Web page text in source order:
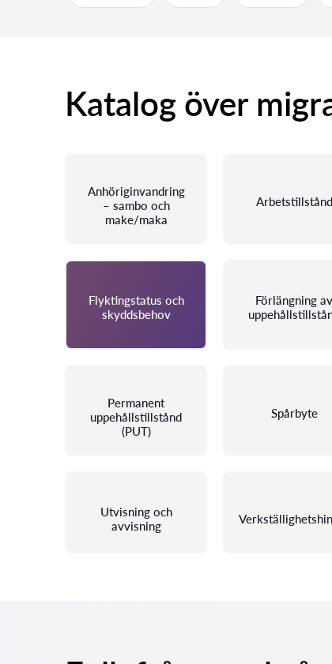
Katalog över
Anhöriginvandring
– sambo och
make/maka
Arbetstillstånd
Flyktingstatus och
skyddsbehov
Förlängning av
Permanent
uppehållstillstånd
(PUT)
Spårbyte
Utvisning och
avvisning